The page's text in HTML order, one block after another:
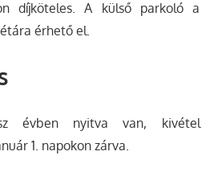
díjköteles. A külső parkoló a
érhető el.
évben nyitva van, kivétel
1. napokon zárva.